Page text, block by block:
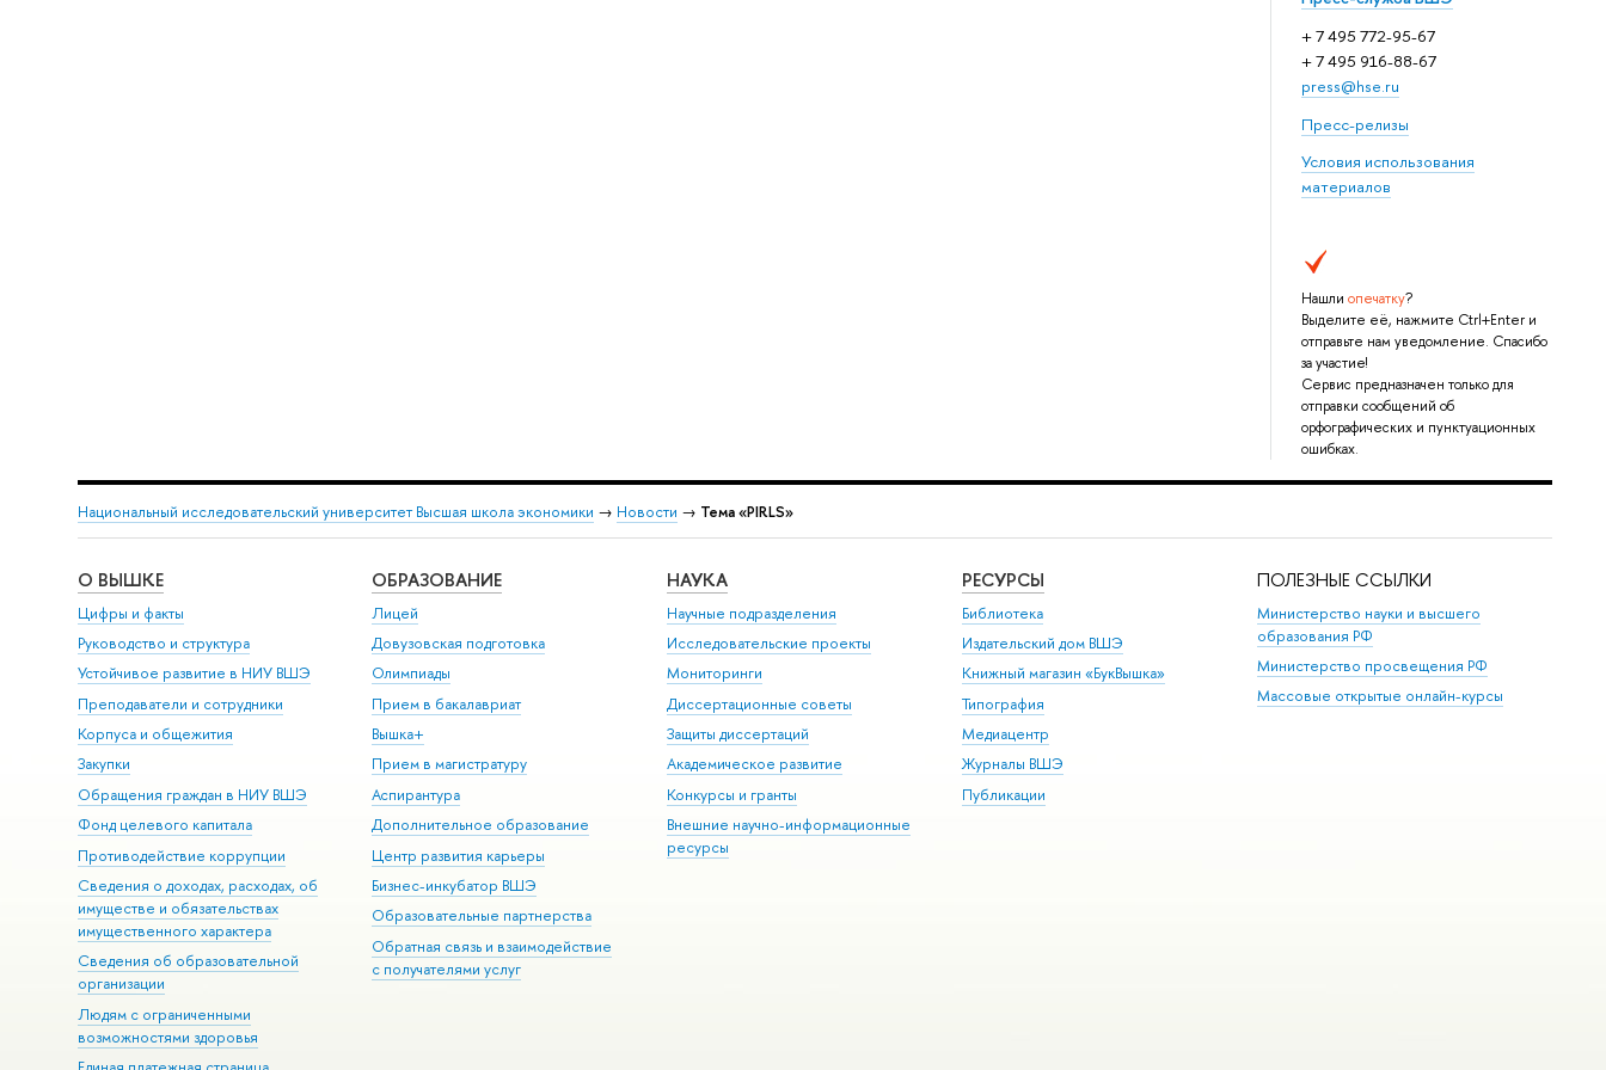
+ 7 495 772-95-67
+ 7 495 916-88-67
press@hse.ru
Пресс-релизы
Условия использования
материалов
Нашли опечатку?
Выделите её, нажмите Ctrl+Enter и
отправьте нам уведомление. Спасибо
за участие!
Сервис предназначен только для
отправки сообщений об
орфографических и пунктуационных
ошибках.
Национальный исследовательский университет Высшая школа экономики → Новости → Тема «PIRLS»
О ВЫШКЕ
Цифры и факты
Руководство и структура
Устойчивое развитие в НИУ ВШЭ
Преподаватели и сотрудники
Корпуса и общежития
Закупки
Обращения граждан в НИУ ВШЭ
Фонд целевого капитала
Противодействие коррупции
Сведения о доходах, расходах, об
имуществе и обязательствах
имущественного характера
Сведения об образовательной
организации
Людям с ограниченными
возможностями здоровья
ОБРАЗОВАНИЕ
Лицей
Довузовская подготовка
Олимпиады
Прием в бакалавриат
Вышка+
Прием в магистратуру
Аспирантура
Дополнительное образование
Центр развития карьеры
Бизнес-инкубатор ВШЭ
Образовательные партнерства
Обратная связь и взаимодействие
с получателями услуг
НАУКА
Научные подразделения
Исследовательские проекты
Мониторинги
Диссертационные советы
Защиты диссертаций
Академическое развитие
Конкурсы и гранты
Внешние научно-информационные
ресурсы
РЕСУРСЫ
Библиотека
Издательский дом ВШЭ
Книжный магазин «БукВышка»
Типография
Медиацентр
Журналы ВШЭ
Публикации
ПОЛЕЗНЫЕ ССЫЛКИ
Министерство науки и высшего
образования РФ
Министерство просвещения РФ
Массовые открытые онлайн-курсы